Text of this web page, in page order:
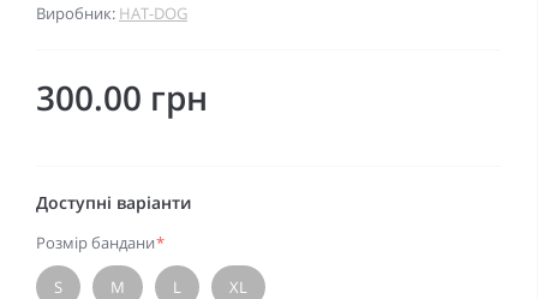
Виробник: HAT-DOG
300.00 грн
Доступні варіанти
Розмір бандани*
S M L XL